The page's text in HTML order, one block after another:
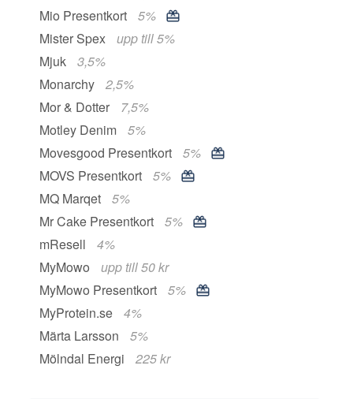
Mio Presentkort
5%
Mister Spex
upp till 5%
Mjuk
3,5%
Monarchy
2,5%
Mor & Dotter
7,5%
Motley Denim
5%
Movesgood Presentkort
5%
MOVS Presentkort
5%
MQ Marqet
5%
Mr Cake Presentkort
5%
mResell
4%
MyMowo
upp till 50 kr
MyMowo Presentkort
5%
MyProtein.se
4%
Märta Larsson
5%
Mölndal Energi
225 kr